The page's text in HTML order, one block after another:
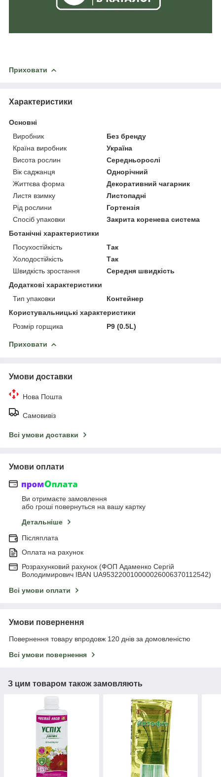
Приховати
Характеристики
Основні
Виробник
Без бренду
Країна виробник
Україна
Висота рослин
Середньорослі
Вік саджанця
Однорічний
Життєва форма
Декоративний чагарник
Листя взимку
Листопадні
Рід рослини
Гортензія
Спосіб упаковки
Закрита коренева система
Ботанічні характеристики
Посухостійкість
Так
Холодостійкість
Так
Швидкість зростання
Середня швидкість
Додаткові характеристики
Тип упаковки
Контейнер
Користувальницькі характеристики
Розмір горщика
P9 (0.5L)
Приховати
Умови доставки
Нова Пошта
Самовивіз
Всі умови доставки
Умови оплати
Ви отримаєте замовлення
або гроші повернуться на вашу картку
Детальніше
Післяплата
Оплата на рахунок
Розрахунковий рахунок (ФОП Адаменко Сергій
Володимирович IBAN UA953220010000026006370112542)
Всі умови оплати
Умови повернення
Повернення товару впродовж 120 днів за домовленістю
Всі умови повернення
З цим товаром також замовляють